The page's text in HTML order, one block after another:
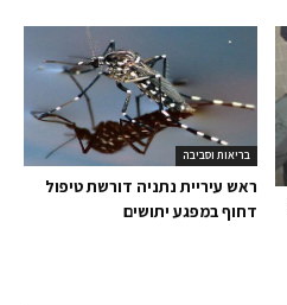
בריאות וסביבה
ראש עיריית נתניה דורשת טיפול
דחוף במפגע יתושים